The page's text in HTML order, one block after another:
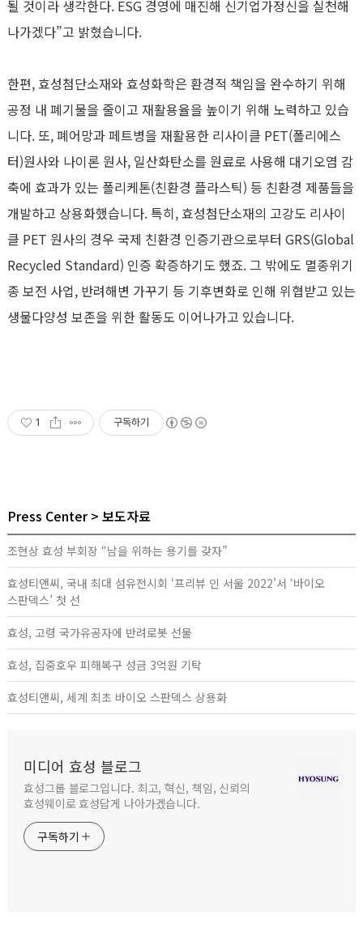
될 것이라 생각한다. ESG 경영에 매진해 신기업가정신을 실천해
나가겠다”고 밝혔습니다.
한편, 효성첨단소재와 효성화학은 환경적 책임을 완수하기 위해
공정 내 폐기물을 줄이고 재활용율을 높이기 위해 노력하고 있습
니다. 또, 폐어망과 페트병을 재활용한 리사이클 PET(폴리에스
터)원사와 나이론 원사, 일산화탄소를 원료로 사용해 대기오염 감
축에 효과가 있는 폴리케톤(친환경 플라스틱) 등 친환경 제품들을
개발하고 상용화했습니다. 특히, 효성첨단소재의 고강도 리사이
클 PET 원사의 경우 국제 친환경 인증기관으로부터 GRS(Global
Recycled Standard) 인증 확증하기도 했죠. 그 밖에도 멸종위기
종 보전 사업, 반려해변 가꾸기 등 기후변화로 인해 위협받고 있는
생물다양성 보존을 위한 활동도 이어나가고 있습니다.
1 구독하기
Press Center 보도자료
조현상 효성 부회장 “남을 위하는 용기를 갖자”
효성티앤씨, 국내 최대 섬유전시회 ‘프리뷰 인 서울 2022’서 ‘바이오
스판덱스’ 첫 선
효성, 고령 국가유공자에 반려로봇 선물
효성, 집중호우 피해복구 성금 3억원 기탁
효성티앤씨, 세계 최초 바이오 스판덱스 상용화
미디어 효성 블로그
효성그룹 블로그입니다. 최고, 혁신, 책임, 신뢰의
효성웨이로 효성답게 나아가겠습니다.
구독하기